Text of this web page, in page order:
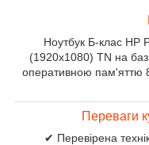
Ноутбук Б-клас HP
(1920x1080) TN на
оперативною пам'яттю
Переваги
✔ Перевірена